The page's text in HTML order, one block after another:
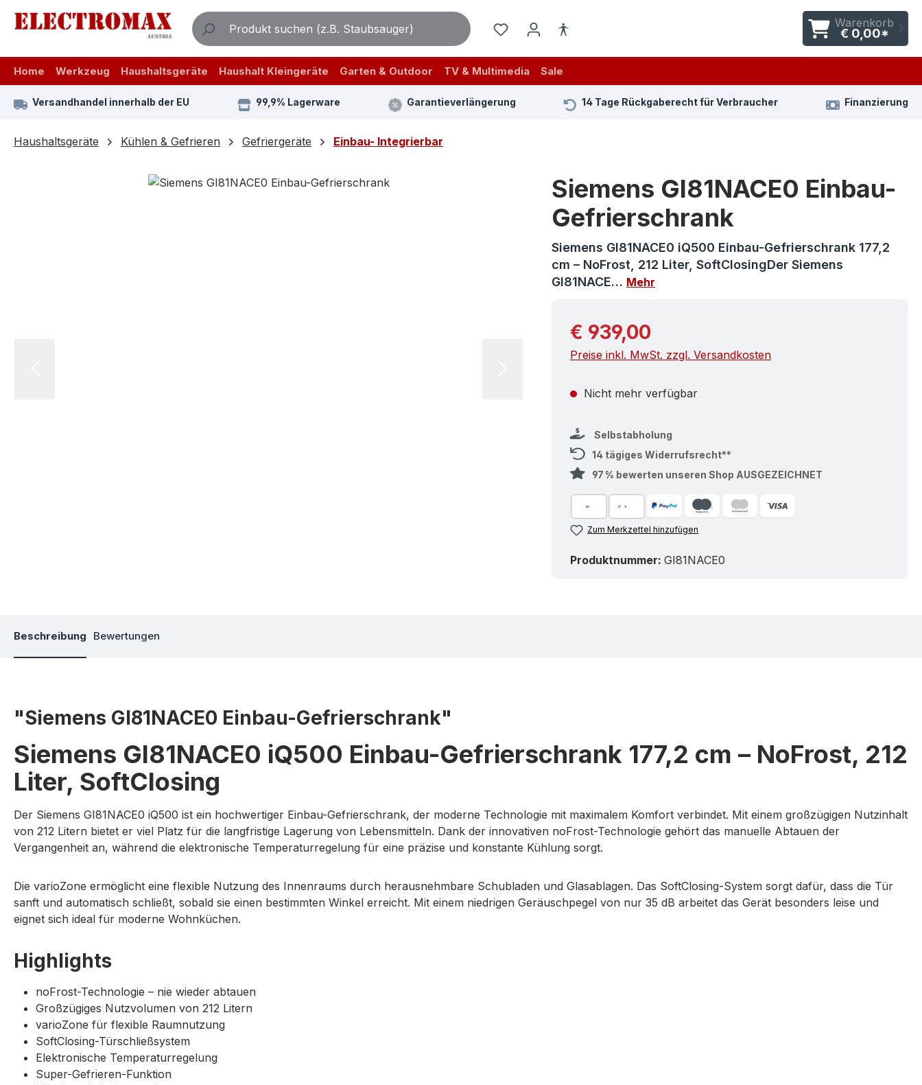
Hauptinhalt springen
Zur Suche springen
Zur Hauptnavigation springen Warenkorb
€ 0,00*
Home Werkzeug Haushaltsgeräte Haushalt Kleingeräte Garten & Outdoor TV & Multimedia Sale
Versandhandel innerhalb der EU 99,9% Lagerware Garantieverlängerung 14 Tage Rückgaberecht für Verbraucher Finanzierung
Haushaltsgeräte Kühlen & Gefrieren Gefriergeräte Einbau- Integrierbar
Bildergalerie überspringen
Siemens GI81NACE0 Einbau-
Gefrierschrank
Siemens GI81NACE0 iQ500 Einbau-Gefrierschrank 177,2
cm – NoFrost, 212 Liter, SoftClosingDer Siemens
GI81NACE… Mehr
Regulärer Preis:
€ 939,00
Preise inkl. MwSt. zzgl. Versandkosten
Nicht mehr verfügbar
Selbstabholung
14 tägiges Widerrufsrecht**
97 % bewerten unseren Shop AUSGEZEICHNET
Zum Merkzettel hinzufügen
Produktnummer: GI81NACE0
Beschreibung Bewertungen
"Siemens GI81NACE0 Einbau-Gefrierschrank"
Siemens GI81NACE0 iQ500 Einbau-Gefrierschrank 177,2 cm – NoFrost, 212
Liter, SoftClosing
Der Siemens GI81NACE0 iQ500 ist ein hochwertiger Einbau-Gefrierschrank, der moderne Technologie mit maximalem Komfort verbindet. Mit einem großzügigen Nutzinhalt
von 212 Litern bietet er viel Platz für die langfristige Lagerung von Lebensmitteln. Dank der innovativen noFrost-Technologie gehört das manuelle Abtauen der
Vergangenheit an, während die elektronische Temperaturregelung für eine präzise und konstante Kühlung sorgt.
Die varioZone ermöglicht eine flexible Nutzung des Innenraums durch herausnehmbare Schubladen und Glasablagen. Das SoftClosing-System sorgt dafür, dass die Tür
sanft und automatisch schließt, sobald sie einen bestimmten Winkel erreicht. Mit einem niedrigen Geräuschpegel von nur 35 dB arbeitet das Gerät besonders leise und
eignet sich ideal für moderne Wohnküchen.
Highlights
noFrost-Technologie – nie wieder abtauen
Großzügiges Nutzvolumen von 212 Litern
varioZone für flexible Raumnutzung
SoftClosing-Türschließsystem
Elektronische Temperaturregelung
Super-Gefrieren-Funktion